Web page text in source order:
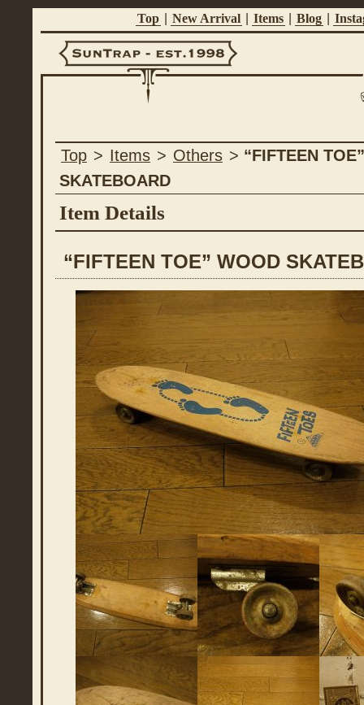
Top New Arrival Items Blog
Est.1998
Top > Items > Others > “FIFTEEN
SKATEBOARD
Item Details
“FIFTEEN TOE” WOOD